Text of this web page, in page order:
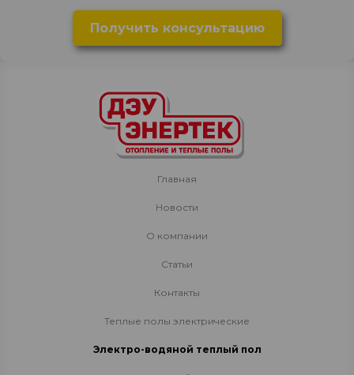
Главная
Новости
О компании
Статьи
Контакты
Теплые полы электрические
Электро-водяной теплый пол